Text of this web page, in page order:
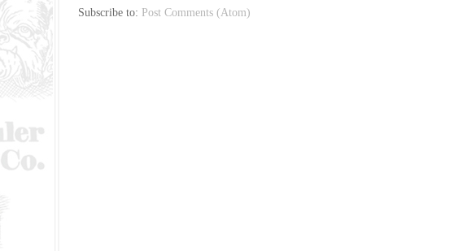
Subscribe to: Post Comments (Atom)